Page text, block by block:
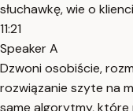
słuchawkę, wie o
11:21
Speaker A
Dzwoni osobiście,
rozwiązanie szyte na
same algorytmy, które